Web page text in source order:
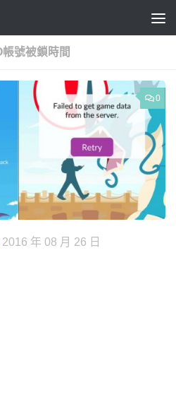
號被鎖時間
0
2016 年 08 月 26 日